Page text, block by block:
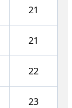
21
21
22
23